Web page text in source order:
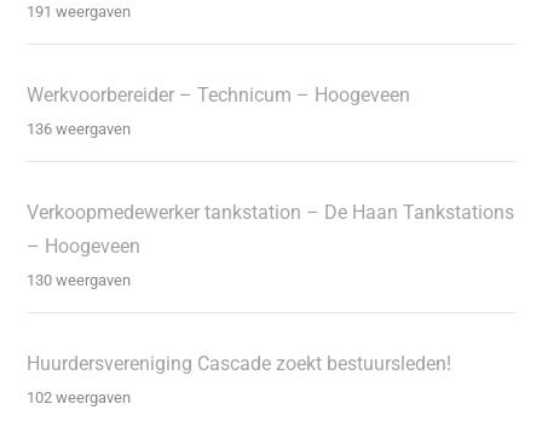
191 weergaven
Werkvoorbereider – Technicum – Hoogeveen
136 weergaven
Verkoopmedewerker tankstation – De Haan Tankstations
– Hoogeveen
130 weergaven
Huurdersvereniging Cascade zoekt bestuursleden!
102 weergaven